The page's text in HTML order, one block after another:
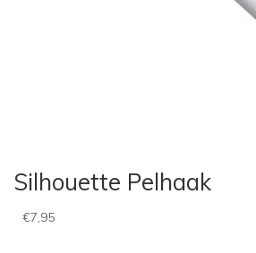
Silhouette Pelhaak
€7,95